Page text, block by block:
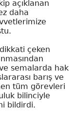
açıklanan
daha
çeken
semalarda hak
barış ve
tüm görevleri
bilinciyle
bildirdi.